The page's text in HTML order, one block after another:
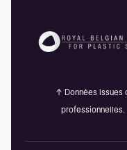
↑ Données